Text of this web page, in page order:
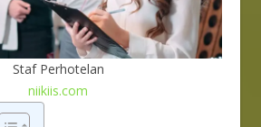
Staf Perhotelan
niikiis.com